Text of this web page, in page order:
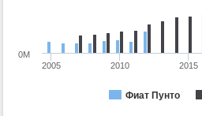
Фиат Пунто
2005 2010 2015
0M